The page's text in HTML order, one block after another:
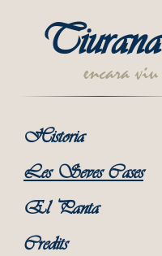
Tiurana
encara viu
Historia
Les Seves Cases
El Panta
Credits